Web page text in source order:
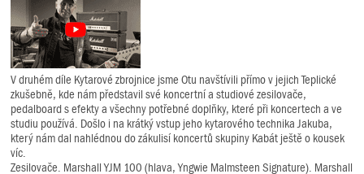
V druhém díle Kytarové zbrojnice jsme Otu navštívili přímo v jejich Teplické
zkušebně, kde nám představil své koncertní a studiové zesilovače,
pedalboard s efekty a všechny potřebné doplňky, které při koncertech a ve
studiu používá. Došlo i na krátký vstup jeho kytarového technika Jakuba,
který nám dal nahlédnou do zákulisí koncertů skupiny Kabát ještě o kousek
víc.
Zesilovače. Marshall YJM 100 (hlava, Yngwie Malmsteen Signature). Marshall